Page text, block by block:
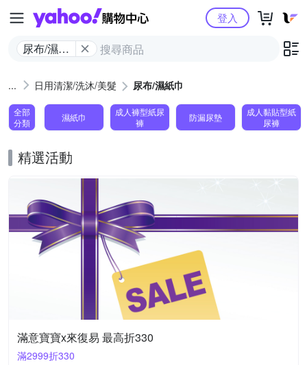
Yahoo購物中心
尿布/濕紙
登入
日用清潔/洗沐/美髮 尿布/濕紙巾
全部
分類
濕紙巾
成人褲型紙尿
褲
防漏尿墊
成人黏貼型紙
尿褲
精選活動
滿意寶寶x來復易 最高折330
滿2999折330